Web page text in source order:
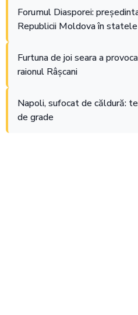
Forumul Diasporei:
Republicii Moldova în
Furtuna de joi seara a
raionul Râșcani
Napoli, sufocat de căldură:
de grade